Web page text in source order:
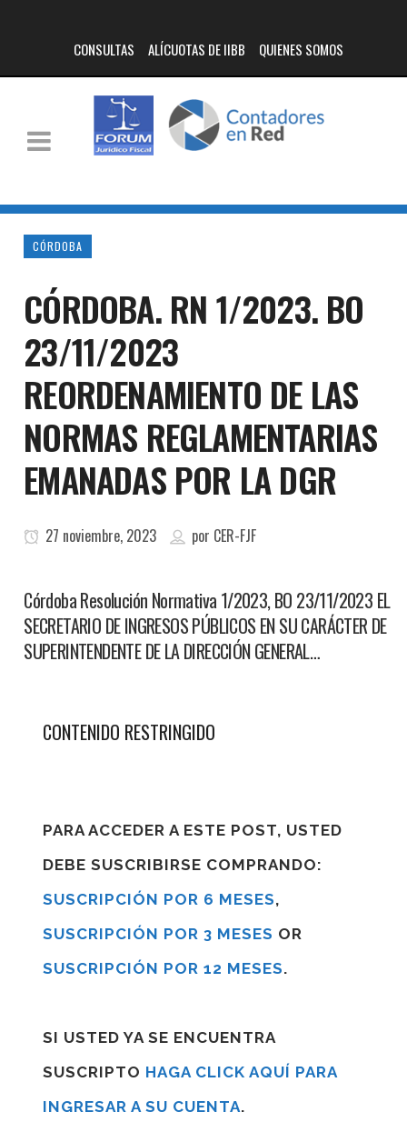
CONSULTAS ALÍCUOTAS DE IIBB QUIENES SOMOS
CÓRDOBA
CÓRDOBA. RN 1/2023. BO
23/11/2023
REORDENAMIENTO DE LAS
NORMAS REGLAMENTARIAS
EMANADAS POR LA DGR
27 noviembre, 2023 por CER-FJF
Córdoba Resolución Normativa 1/2023, BO 23/11/2023 EL
SECRETARIO DE INGRESOS PÚBLICOS EN SU CARÁCTER DE
SUPERINTENDENTE DE LA DIRECCIÓN GENERAL…
CONTENIDO RESTRINGIDO
PARA ACCEDER A ESTE POST, USTED
DEBE SUSCRIBIRSE COMPRANDO:
SUSCRIPCIÓN POR 6 MESES,
SUSCRIPCIÓN POR 3 MESES OR
SUSCRIPCIÓN POR 12 MESES.
SI USTED YA SE ENCUENTRA
SUSCRIPTO HAGA CLICK AQUÍ PARA
INGRESAR A SU CUENTA.